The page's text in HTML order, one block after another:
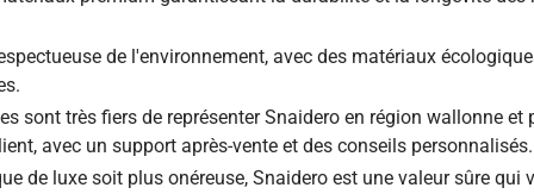
de l'environnement, avec des matériaux
sont très fiers de représenter Snaidero en région wallonne
avec un support après-vente et des conseils personnalisés.
de luxe soit plus onéreuse, Snaidero est une valeur sûre